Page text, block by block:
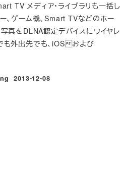
TV メディア・ライブラリも一括し
ー、ゲーム機、Smart TVなどのホー
写真をDLNA認定デバイスにワイヤレ
も外出先でも、iOSおよび
投稿日
2013-12-08